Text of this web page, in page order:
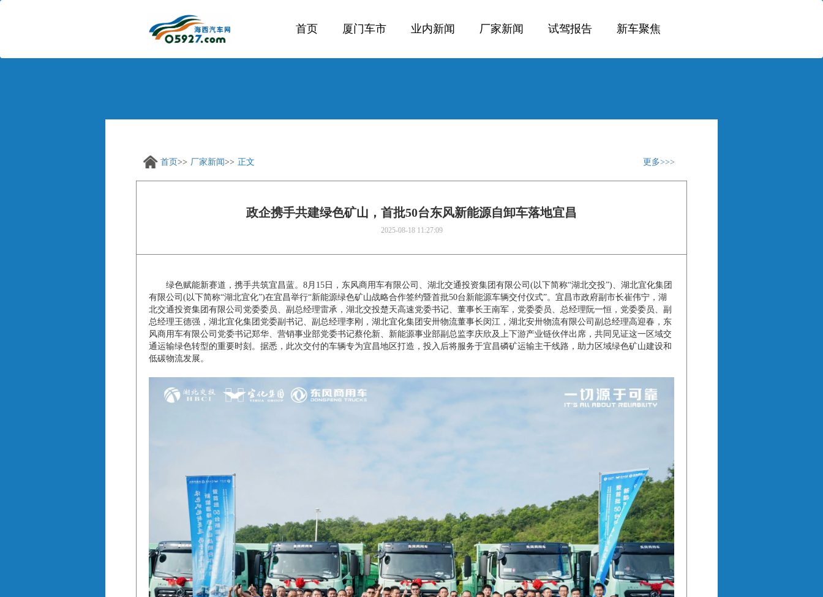
首页 厦门车市 业内新闻 厂家新闻 试驾报告 新车聚焦
首页 厂家新闻 正文 更多
政企携手共建绿色矿山，首批50台东风新能源自卸车落地宜昌
2025-08-18 11:27:09
绿色赋能新赛道，携手共筑宜昌蓝。8月15日，东风商用车有限公司、湖北交通投资集团有限公司(以下简称“湖北交投”)、湖北宜化集团
有限公司(以下简称“湖北宜化”)在宜昌举行“新能源绿色矿山战略合作签约暨首批50台新能源车辆交付仪式”。宜昌市政府副市长崔伟宁，湖
北交通投资集团有限公司党委委员、副总经理雷承，湖北交投楚天高速党委书记、董事长王南军，党委委员、总经理阮一恒，党委委员、副
总经理王德强，湖北宜化集团党委副书记、副总经理李刚，湖北宜化集团安卅物流董事长闵江，湖北安卅物流有限公司副总经理高迎春，东
风商用车有限公司党委书记郑华、营销事业部党委书记蔡伦新、新能源事业部副总监李庆欣及上下游产业链伙伴出席，共同见证这一区域交
通运输绿色转型的重要时刻。据悉，此次交付的车辆专为宜昌地区打造，投入后将服务于宜昌磷矿运输主干线路，助力区域绿色矿山建设和
低碳物流发展。